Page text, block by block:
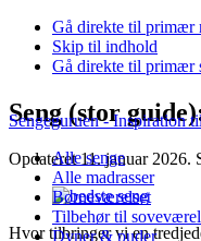
Gå direkte til primær
Skip til indhold
Gå direkte til primær
Sengeguruen - Inspiration
Alle senge
Alle madrasser
Børneværelset
Tilbehør til
Dyner & puder
Seng (stor
Opdateret 11. januar 2026.
Hvor tilbringer vi en